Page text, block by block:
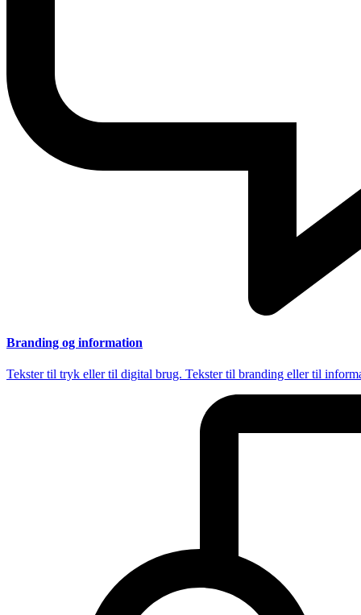
Branding og information
Tekster til tryk eller til digital brug. Tekster til branding eller til